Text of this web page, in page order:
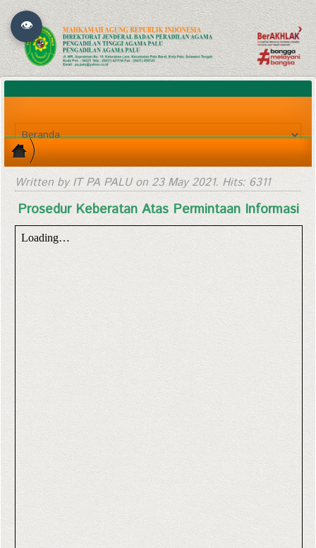
Written by IT PA PALU on 23 May 2021. Hits: 6311
Prosedur Keberatan Atas Permintaan Informasi
👁